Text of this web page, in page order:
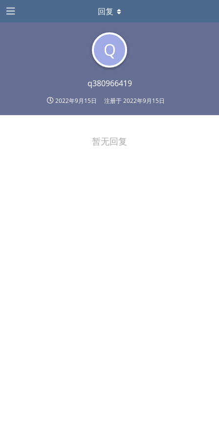
Q
q380966419
2022年9月15日 注册于2022年9月15日
回复
暂无回复